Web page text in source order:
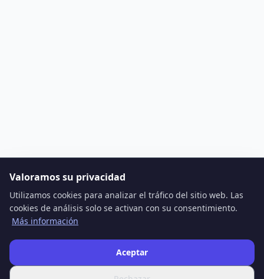
Valoramos su privacidad
Utilizamos cookies para analizar el tráfico del sitio web. Las
cookies de análisis solo se activan con su consentimiento.
Más información
Aceptar